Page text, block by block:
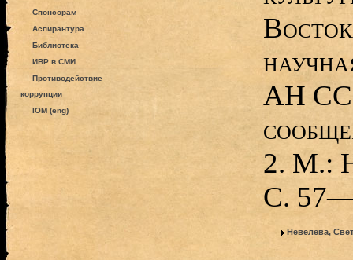
Спонсорам
Аспирантура
Библиотека
ИВР в СМИ
Противодействие
коррупции
IOM (eng)
АН
2. М.:
С.
Невелева,